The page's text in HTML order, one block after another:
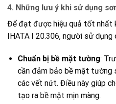
4. Những lưu ý khi sử dụng
Để đạt được hiệu quả tốt nhất
IHATA I 20.306, người sử
Chuẩn bị bề mặt tường:
cần đảm bảo bề mặt tường
các vết nứt. Điều này giúp
tạo ra bề mặt mịn màng.